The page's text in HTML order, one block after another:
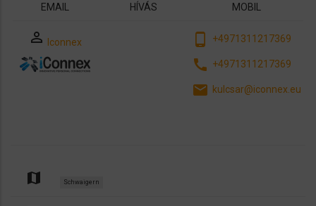
EMAIL HÍVÁS MOBIL
perm_identity Iconnex phone_android +4971311217369
call +4971311217369
email kulcsar@iconnex.eu
map Schwaigern